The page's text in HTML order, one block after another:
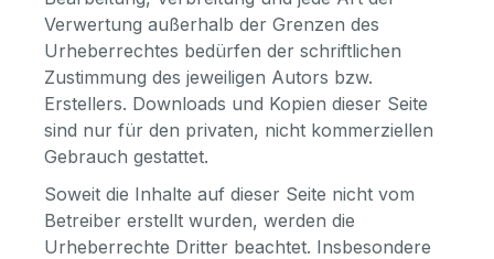
Verwertung außerhalb der Grenzen des
Urheberrechtes bedürfen der schriftlichen
Zustimmung des jeweiligen Autors bzw.
Erstellers. Downloads und Kopien dieser Seite
sind nur für den privaten, nicht kommerziellen
Gebrauch gestattet.
Soweit die Inhalte auf dieser Seite nicht vom
Betreiber erstellt wurden, werden die
Urheberrechte Dritter beachtet. Insbesondere